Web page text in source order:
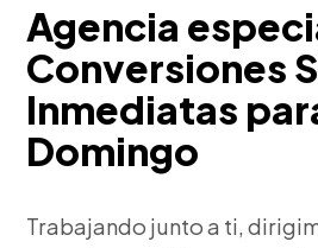
Agencia
Conversiones
Inmediatas
Domingo
Trabajando junto a ti,